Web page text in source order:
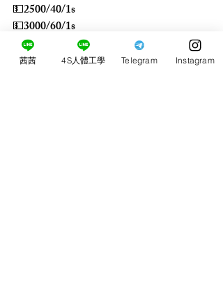
💵2500/40/1s
💵3000/60/1s
💵3500/60/2s
茜茜 4S人體工學 Telegram Instagram